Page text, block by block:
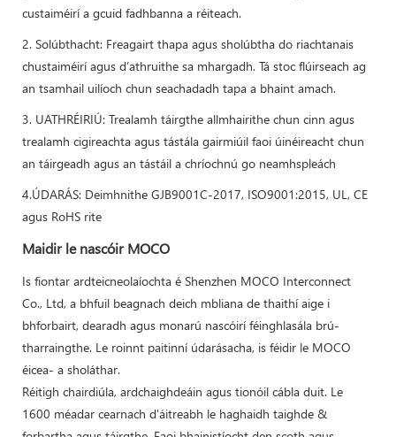
custaiméirí a gcuid fadhbanna a réiteach.
2. Solúbthacht: Freagairt thapa agus sholúbtha do riachtanais
chustaiméirí agus d’athruithe sa mhargadh. Tá stoc flúirseach ag
an tsamhail uilíoch chun seachadadh tapa a bhaint amach.
3. UATHRÉIRIÚ: Trealamh táirgthe allmhairithe chun cinn agus
trealamh cigireachta agus tástála gairmiúil faoi úinéireacht chun
an táirgeadh agus an tástáil a chríochnú go neamhspleách
4.ÚDARÁS: Deimhnithe GJB9001C-2017, ISO9001:2015, UL, CE
agus RoHS rite
Maidir le nascóir MOCO
Is fiontar ardteicneolaíochta é Shenzhen MOCO Interconnect
Co., Ltd, a bhfuil beagnach deich mbliana de thaithí aige i
bhforbairt, dearadh agus monarú nascóirí féinghlasála brú-
tharraingthe. Le roinnt paitinní údarásacha, is féidir le MOCO
éicea- a sholáthar.
Réitigh chairdiúla, ardchaighdeáin agus tionóil cábla duit. Le
1600 méadar cearnach d'áitreabh le haghaidh taighde &